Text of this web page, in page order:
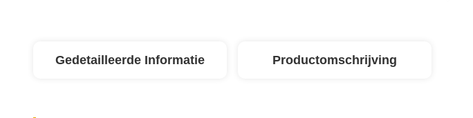
Gedetailleerde Informatie Productomschrijving